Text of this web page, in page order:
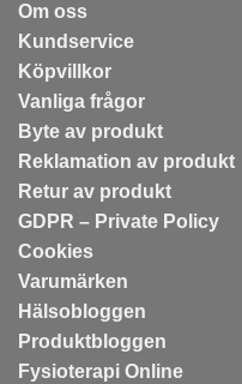
Om oss
Kundservice
Köpvillkor
Vanliga frågor
Byte av produkt
Reklamation av produkt
Retur av produkt
GDPR – Private Policy
Cookies
Varumärken
Hälsobloggen
Produktbloggen
Fysioterapi Online